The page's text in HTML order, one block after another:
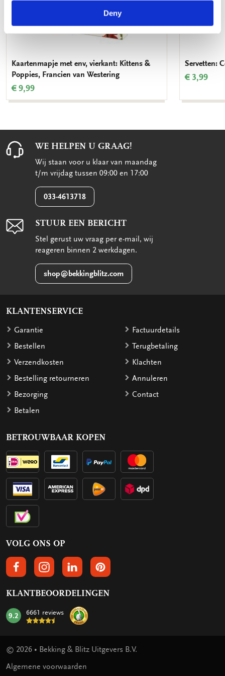
Deny
Kaartenmapje met env, vierkant: Kittens &
Poppies, Francien van Westering
€ 9,99
Servetten:
€ 3,99
WE HELPEN U GRAAG!
Wij staan voor u klaar van maandag
t/m vrijdag tussen 09:00 en 17:00
033-4613718
STUUR EEN BERICHT
Stel gerust uw vraag per e-mail, wij
reageren binnen 2 werkdagen.
shop@bekkingblitz.com
KLANTENSERVICE
Garantie
Bestellen
Verzendkosten
Bestelling retourneren
Bezorging
Betalen
Factuurdetails
Terugbetaling
Klachten
Annuleren
Contact
BETROUWBAAR KOPEN
VOLG ONS OP
VOLGS ONS OP FACEBOOK
VOLG ONS OP INSTAGRAM
VOLG ONS OP LINKEDIN
VOLG ONS OP PINTEREST
KLANTBEOORDELINGEN
mark:
9.2 6661 reviews
© 2026 • Bekking & Blitz Uitgevers B.V.
Algemene voorwaarden